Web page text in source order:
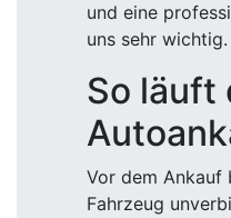
und eine
uns sehr wichtig.
So läuft
Vor dem Ankauf
Fahrzeug